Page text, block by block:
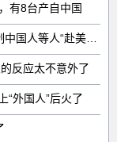
有‌8台‌产自中国
反应太不意外了
“外国人”后火了